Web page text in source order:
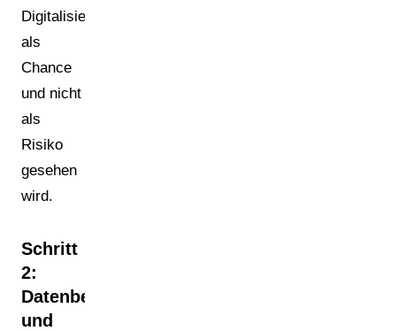
Digitalisierung
als
Chance
und nicht
als
Risiko
gesehen
wird.
Schritt
2:
Datenbestandsaufnahme
und